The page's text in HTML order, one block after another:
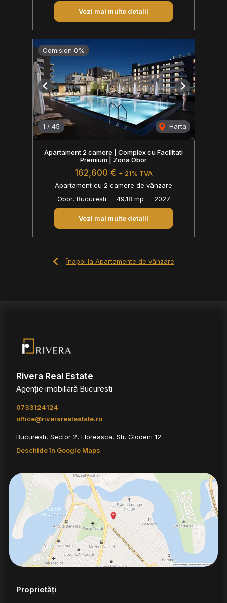
Vezi mai multe detalii
Comision 0%
1 / 45 Harta
Previous Next
Apartament 2 camere | Complex cu Facilitati
Premium | Zona Obor
162,600 € + 21% TVA
Apartament cu 2 camere de vânzare
Obor, Bucuresti
49.18 mp 2027
Vezi mai multe detalii
Înapoi la Apartamente de vânzare
Rivera Real Estate
Agenție imobiliară Bucuresti
0733124124
office@riverarealestate.ro
Bucuresti, Sector 2, Floreasca, Str. Glodeni 12
Deschide în Google Maps
Proprietăți